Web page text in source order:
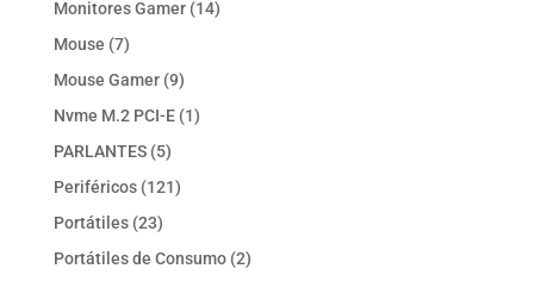
Monitores Gamer 1414
Mouse 77
productos
Mouse Gamer 99
productos
Nvme M.2 PCI-E 11
PARLANTES 55
productos
Periféricos 121121
Portátiles 2323
productos
Portátiles de Consumo 22